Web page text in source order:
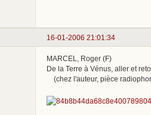
16-01-2006 21:01:34
MARCEL, Roger (F)
De la Terre à Vénus, aller et
(chez l'auteur, pièce